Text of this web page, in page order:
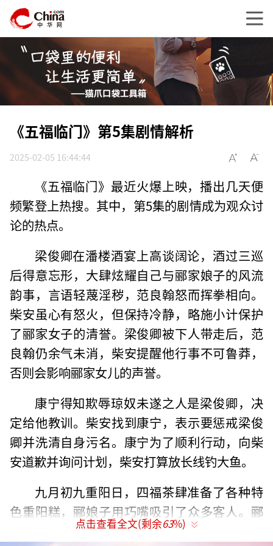
《五福临门》第5集剧情解析
2025-02-05 16:44:44
《五福临门》最近火爆上映，播出几天便
频繁登上热搜。其中，第5集的剧情成为观众讨
论的热点。
梁俊卿在潘楼酒宴上高谈阔论，酒过三巡
后得意忘形，大肆炫耀自己与郦家娘子的风流
韵事，言语轻蔑淫秽，范良翰怒而挥拳相向。
柴安虽心有怒火，但保持冷静，略施小计保护
了郦家女子的清誉。梁俊卿被下人带走后，范
良翰仍余气未消，柴安提醒他行事不可鲁莽，
否则会影响郦家女儿的声誉。
康宁得知欺辱琼奴未遂之人是梁俊卿，决
定给他教训。柴安找到康宁，表示要惩戒梁俊
卿并洗清自身污名。康宁为了顺利行动，向柴
安道歉并询问计划，柴安打算放长线钓大鱼。
九月初九重阳日，四福茶肆准备了各种特
色重阳糕，郦娘子用巧嘴吸引了众多客人。郦
家女儿们忙碌着，五娘乐善和四娘好德感到乏
点击查看全文(剩余63%)